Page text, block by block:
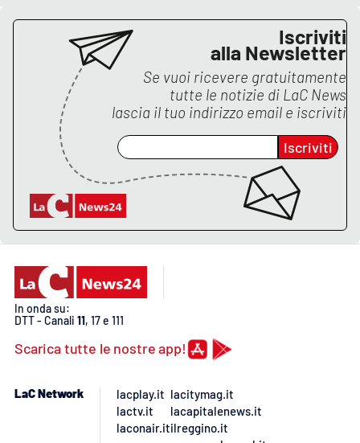
NETWORK
Lacplay.it
Lactv.it
Laconair.it
Lacitymag.it
Ilreggino.it
Catanzarochannel.it
Iscriviti
alla Newsletter
Se vuoi ricevere gratuitamente
tutte le notizie di LaC News
lascia il tuo indirizzo email e iscriviti
Iscriviti
In onda su:
DTT - Canali 11, 17 e 111
Scarica tutte le nostre app!
LaC Network
lacplay.it
lactv.it
laconair.it
lacitymag.it
lacapitalenews.it
ilreggino.it